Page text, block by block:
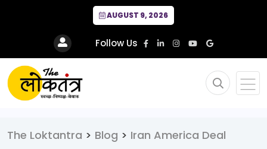
AUGUST 9, 2026
Follow Us
The Loktantra > Blog > Iran America Deal